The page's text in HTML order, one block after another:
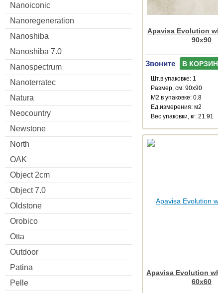
Nanoiconic
Nanoregeneration
Nanoshiba
Nanoshiba 7.0
Nanospectrum
Nanoterratec
Natura
Neocountry
Newstone
North
OAK
Object 2cm
Object 7.0
Oldstone
Orobico
Otta
Outdoor
Patina
Pelle
Apavisa Evolution
90x90
Звоните В КОРЗИНУ
Шт.в упаковке: 1
Размер, см: 90x90
М2 в упаковке: 0.8
Ед.измерения: м2
Веc упаковки, кг: 21.91
Apavisa Evolution
60x60